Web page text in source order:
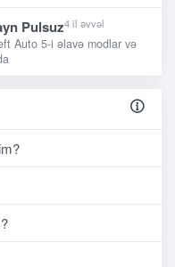
Pulsuz4 il əvvəl
Auto 5-i əlavə modlar və